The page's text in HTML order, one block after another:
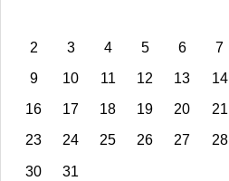
2
3 4 5 6 7
9
10 11 12 13 14
16
17 18 19 20 21
23
24 25 26 27 28
30
31